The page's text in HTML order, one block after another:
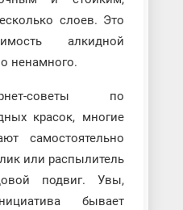
слоев. Это
алкидной
ненамного.
советы по
красок, многие
самостоятельно
или распылитель
подвиг. Увы,
бывает